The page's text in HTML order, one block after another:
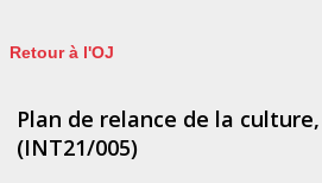
Retour à l'OJ
Plan de relance de la
(INT21/005)